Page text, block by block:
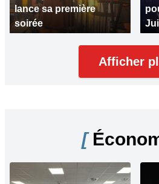
lance sa première
soirée
Afficher
[